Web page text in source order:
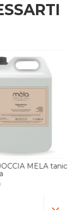
MELA tanica